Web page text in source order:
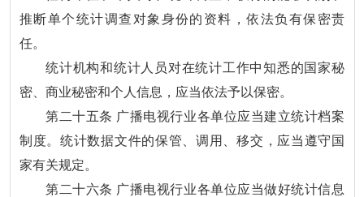
推断单个统计调查对象身份的资料，依法负有保密责
任。
统计机构和统计人员对在统计工作中知悉的国家秘
密、商业秘密和个人信息，应当依法予以保密。
第二十五条 广播电视行业各单位应当建立统计档案
制度。统计数据文件的保管、调用、移交，应当遵守国
家有关规定。
第二十六条 广播电视行业各单位应当做好统计信息